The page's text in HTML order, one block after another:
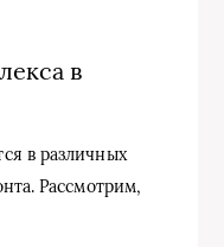
в
в различных
Рассмотрим,